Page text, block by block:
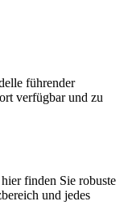
führender
verfügbar und zu
finden Sie robuste
und jedes